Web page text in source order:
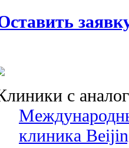
с
клиника